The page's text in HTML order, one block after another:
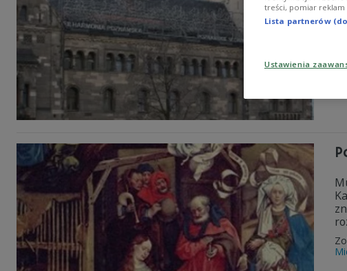
treści, pomiar reklam
Lista partnerów
Ustawienia